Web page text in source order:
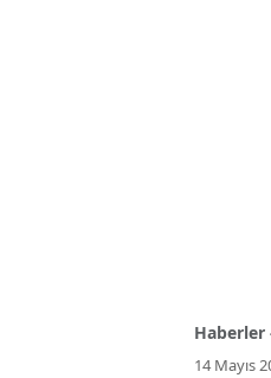
Haberler
14 Mayıs